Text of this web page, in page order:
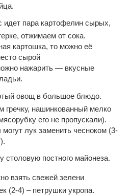
идет пара картофелин сырых,
отжимаем от сока.
картошка, то можно её
сырой
нажарить — вкусные
овощ в большое блюдо.
гречку, нашинкованный мелко
его не пропускали).
лук заменить чесноком (3-
столовую постного майонеза.
взять свежей зелени
(2-4) – петрушки укропа.